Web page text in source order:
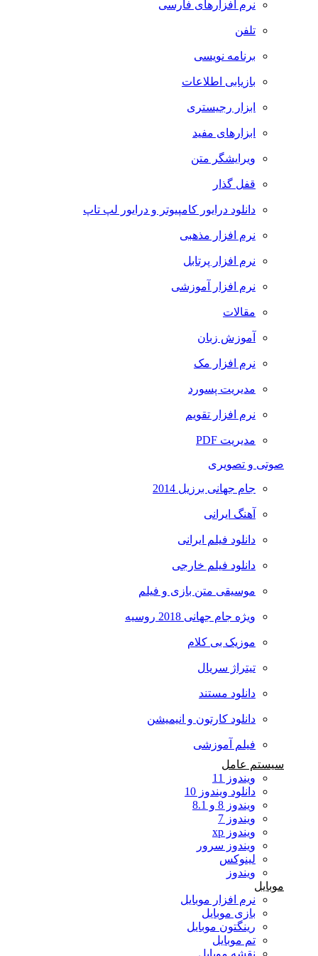
نرم افزارهای فارسی
تلفن
برنامه نویسی
بازیابی اطلاعات
ابزار رجیستری
ابزارهای مفید
ویرایشگر متن
قفل گذار
دانلود درایور کامپیوتر و درایور لپ تاپ
نرم افزار مذهبی
نرم افزار پرتابل
نرم افزار آموزشی
مقالات
آموزش زبان
نرم افزار مک
مدیریت پسورد
نرم افزار تقویم
مدیریت PDF
صوتی و تصویری
جام جهانی برزیل 2014
آهنگ ایرانی
دانلود فیلم ایرانی
دانلود فیلم خارجی
موسیقی متن بازی و فیلم
ویژه جام جهانی 2018 روسیه
موزیک بی کلام
تیتراژ سریال
دانلود مستند
دانلود کارتون و انیمیشن
فیلم آموزشی
سیستم عامل
ویندوز 11
دانلود ویندوز 10
ویندوز 8 و 8.1
ویندوز 7
ویندوز xp
ویندوز سرور
لینوکس
ویندوز
نرم افزار موبایل
بازی موبایل
رینگتون موبایل
تم موبایل
نقشه موبایل